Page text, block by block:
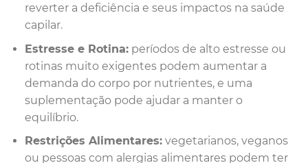
reverter a deficiência e seus impactos na saúde
capilar.
Estresse e Rotina:períodos de alto estresse ou
rotinas muito exigentes podem aumentar a
demanda do corpo por nutrientes, e uma
suplementação pode ajudar a manter o
equilíbrio.
Restrições Alimentares:vegetarianos, veganos
ou pessoas com alergias alimentares podem ter